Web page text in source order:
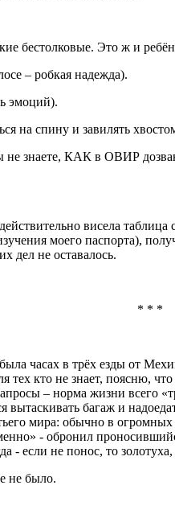
бестолковые. Это ж и
– робкая надежда).
эмоций).
на спину и завилять
знаете, КАК в ОВИР
висела таблица
моего паспорта),
дел не оставалось.
* * *
часах в трёх езды от
кто не знает, поясню,
– норма жизни всего
багаж и
мира: обычно в
- обронил
- если не понос, то
не было.